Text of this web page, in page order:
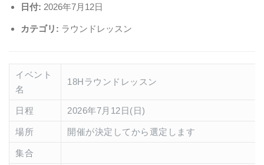
日付: 2026年7月12日
カテゴリ: ラウンドレッスン
イベント
名
18Hラウンドレッスン
日程 2026年7月12日(日)
場所 開催が決定してから選定します
集合